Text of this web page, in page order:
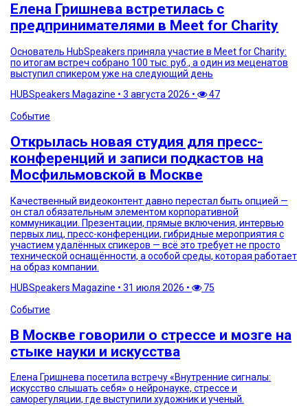
Елена Гришнева встретилась с
предпринимателями в Meet for Charity
Основатель HubSpeakers приняла участие в Meet for Charity:
по итогам встреч собрано 100 тыс. руб., а один из меценатов
выступил спикером уже на следующий день
HUBSpeakers Magazine • 3 августа 2026 •
47
Событие
Открылась новая студия для пресс-
конференций и записи подкастов на
Мосфильмовской в Москве
Качественный видеоконтент давно перестал быть опцией —
он стал обязательным элементом корпоративной
коммуникации. Презентации, прямые включения, интервью
первых лиц, пресс-конференции, гибридные мероприятия с
участием удалённых спикеров — всё это требует не просто
технической оснащённости, а особой среды, которая работает
на образ компании.
HUBSpeakers Magazine • 31 июля 2026 •
75
Событие
В Москве говорили о стрессе и мозге на
стыке науки и искусства
Елена Гришнева посетила встречу «Внутренние сигналы:
искусство слышать себя» о нейронауке, стрессе и
саморегуляции, где выступили художник и ученый.